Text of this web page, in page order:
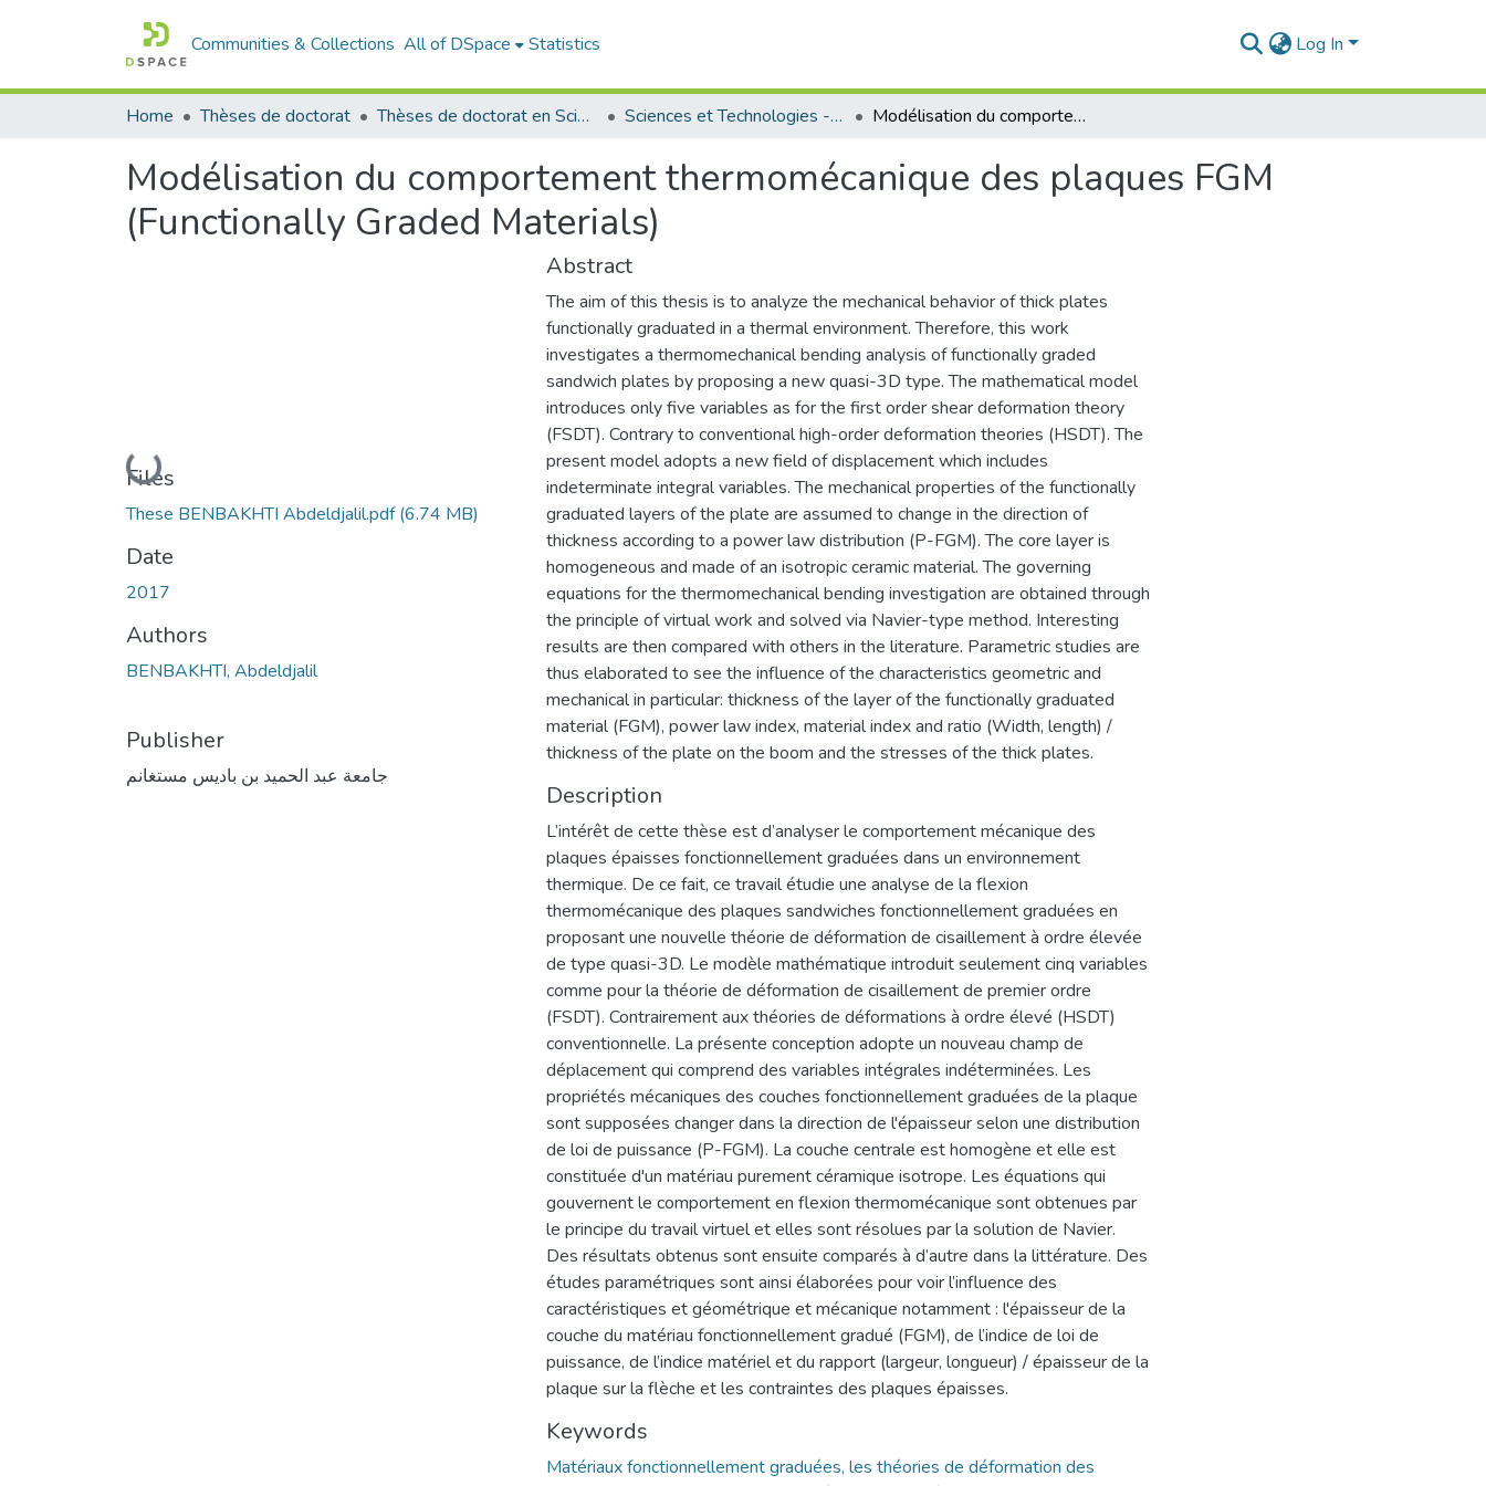
Communities & Collections All of DSpace Statistics Log In
Home Thèses de doctorat Thèses de doctorat en Sciences Sciences et Technologies - العلوم و التكنولوجيا Modélisation du comportement thermomécanique des plaques FGM (Functionally Graded Materials)
Modélisation du comportement thermomécanique des plaques FGM
(Functionally Graded Materials)
Loading...
Files
These BENBAKHTI Abdeldjalil.pdf(6.74 MB)
Date
2017
Authors
BENBAKHTI, Abdeldjalil
Publisher
جامعة عبد الحميد بن باديس مستغانم
Abstract
The aim of this thesis is to analyze the mechanical behavior of thick plates
functionally graduated in a thermal environment. Therefore, this work
investigates a thermomechanical bending analysis of functionally graded
sandwich plates by proposing a new quasi-3D type. The mathematical model
introduces only five variables as for the first order shear deformation theory
(FSDT). Contrary to conventional high-order deformation theories (HSDT). The
present model adopts a new field of displacement which includes
indeterminate integral variables. The mechanical properties of the functionally
graduated layers of the plate are assumed to change in the direction of
thickness according to a power law distribution (P-FGM). The core layer is
homogeneous and made of an isotropic ceramic material. The governing
equations for the thermomechanical bending investigation are obtained through
the principle of virtual work and solved via Navier-type method. Interesting
results are then compared with others in the literature. Parametric studies are
thus elaborated to see the influence of the characteristics geometric and
mechanical in particular: thickness of the layer of the functionally graduated
material (FGM), power law index, material index and ratio (Width, length) /
thickness of the plate on the boom and the stresses of the thick plates.
Description
L’intérêt de cette thèse est d’analyser le comportement mécanique des
plaques épaisses fonctionnellement graduées dans un environnement
thermique. De ce fait, ce travail étudie une analyse de la flexion
thermomécanique des plaques sandwiches fonctionnellement graduées en
proposant une nouvelle théorie de déformation de cisaillement à ordre élevée
de type quasi-3D. Le modèle mathématique introduit seulement cinq variables
comme pour la théorie de déformation de cisaillement de premier ordre
(FSDT). Contrairement aux théories de déformations à ordre élevé (HSDT)
conventionnelle. La présente conception adopte un nouveau champ de
déplacement qui comprend des variables intégrales indéterminées. Les
propriétés mécaniques des couches fonctionnellement graduées de la plaque
sont supposées changer dans la direction de l'épaisseur selon une distribution
de loi de puissance (P-FGM). La couche centrale est homogène et elle est
constituée d'un matériau purement céramique isotrope. Les équations qui
gouvernent le comportement en flexion thermomécanique sont obtenues par
le principe du travail virtuel et elles sont résolues par la solution de Navier.
Des résultats obtenus sont ensuite comparés à d’autre dans la littérature. Des
études paramétriques sont ainsi élaborées pour voir l’influence des
caractéristiques et géométrique et mécanique notamment : l'épaisseur de la
couche du matériau fonctionnellement gradué (FGM), de l’indice de loi de
puissance, de l’indice matériel et du rapport (largeur, longueur) / épaisseur de la
plaque sur la flèche et les contraintes des plaques épaisses.
Keywords
Matériaux fonctionnellement graduées, les théories de déformation des